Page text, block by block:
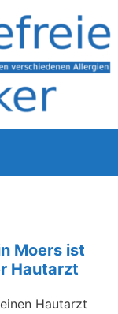
Moers ist
Hautarzt
Hautarzt